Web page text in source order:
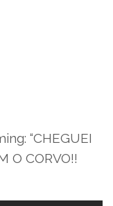
“CHEGUEI
O CORVO!!